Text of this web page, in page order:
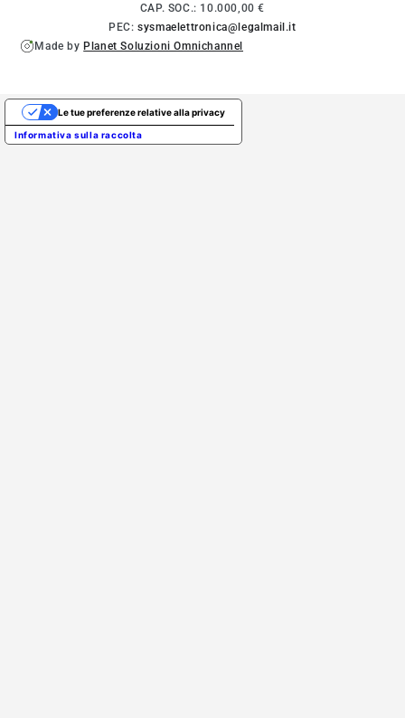
CAP. SOC.: 10.000,00 €
PEC:sysmaelettronica@legalmail.it
Made byPlanet Soluzioni Omnichannel
Informativa sulla raccolta
Le tue preferenze relative alla privacy